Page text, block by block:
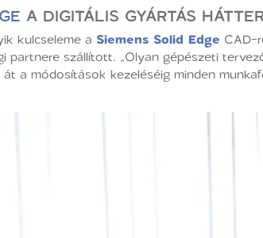
A DIGITÁLIS GYÁRTÁS
kulcseleme a Siemens Solid Edge CAD-
partnere szállított. „Olyan gépészeti
a módosítások kezeléséig minden